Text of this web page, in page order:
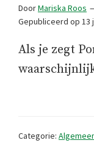
DoorMariska Roos
Gepubliceerd op 13
Als je zegt
Categorie: